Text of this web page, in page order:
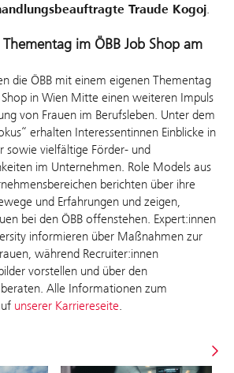
Traude Kogoj
im ÖBB Job Shop am
die ÖBB mit einem eigenen Thementag
in Wien Mitte einen weiteren Impuls
von Frauen im Berufsleben. Unter dem
erhalten Interessentinnen Einblicke in
sowie vielfältige Förder- und
im Unternehmen. Role Models aus
berichten über ihre
und Erfahrungen und zeigen,
bei den ÖBB offenstehen. Expert:innen
informieren über Maßnahmen zur
während Recruiter:innen
vorstellen und über den
Alle Informationen zum
unserer Karriereseite